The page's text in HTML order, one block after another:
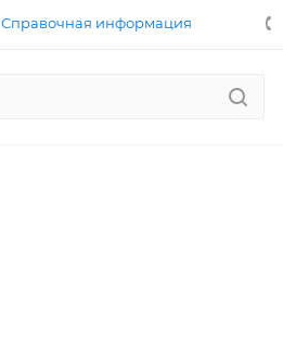
Справочная информация